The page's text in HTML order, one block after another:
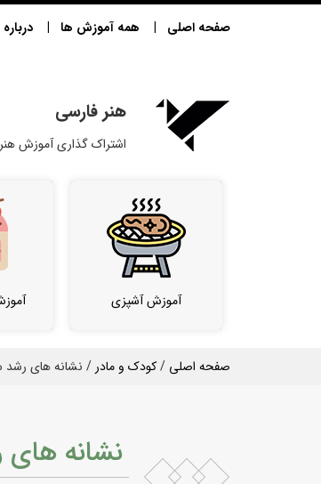
صفحه اصلی همه آموزش ها
هنر فارسی
اشتراک گذاری آموزش
آموزش آشپزی
صفحه اصلی /کودک و مادر / نشانه های رشد
نشانه های